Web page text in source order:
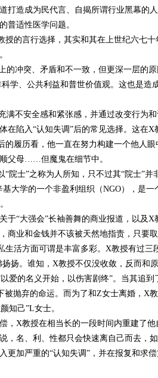
打造成为民代言、自揭所谓行业黑幕的
普适性医学问题。
授的言行选择，其实和其在上世纪六七
的冲突、矛盾和不一致，但更深一层的
学、公共利益和普世价值观。这也是造
满不安全感和紧张感，并通过改变行为
在陷入“认知失调”后的常见选择。这在
的履历看，他一直在努力构建一个他人
父母……但魔鬼在细节中。
“院士”之称为人所知，只不过其“院士”
大学的一个非盈利组织（NGO），是
于“大强会”长袖善舞的商业报道，以及
商业和金钱并不该被天然地指责，只要
生活方面可谓是丰富多彩。X教授有过
扬。谁知，X教授不仅没收敛，反而和
爱的名义开始，以伤害剧终”。当其追
被抛弃的命运。而为了和Z女士离婚，X
知己”L女士。
，X教授在相当长的一段时间内重建了
，名、利、性都只会快速离自己而去，
更加严重的“认知失调”，并在报复和求